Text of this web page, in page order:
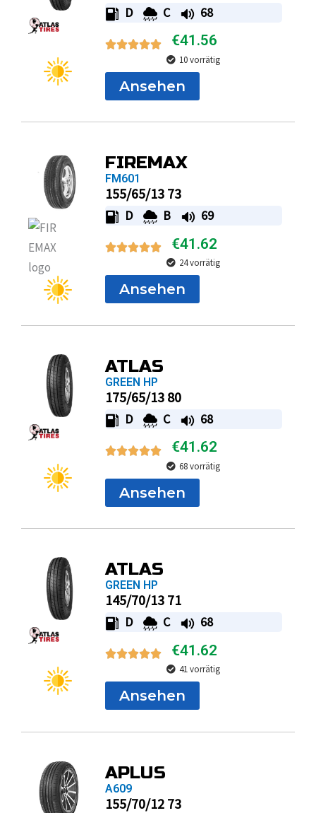
D C 68
€41.56
10 vorrätig
Ansehen
FIREMAX
FM601
155/65/13 73
D B 69
€41.62
24 vorrätig
Ansehen
ATLAS
GREEN HP
175/65/13 80
D C 68
€41.62
68 vorrätig
Ansehen
ATLAS
GREEN HP
145/70/13 71
D C 68
€41.62
41 vorrätig
Ansehen
APLUS
A609
155/70/12 73